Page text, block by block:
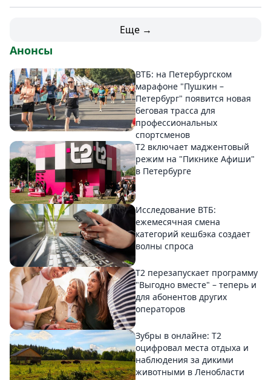
Еще →
Анонсы
ВТБ: на Петербургском
марафоне "Пушкин –
Петербург" появится новая
беговая трасса для
профессиональных
спортсменов
Т2 включает маджентовый
режим на "Пикнике Афиши"
в Петербурге
Исследование ВТБ:
ежемесячная смена
категорий кешбэка создает
волны спроса
Т2 перезапускает программу
"Выгодно вместе" – теперь и
для абонентов других
операторов
Зубры в онлайне: Т2
оцифровал места отдыха и
наблюдения за дикими
животными в Ленобласти